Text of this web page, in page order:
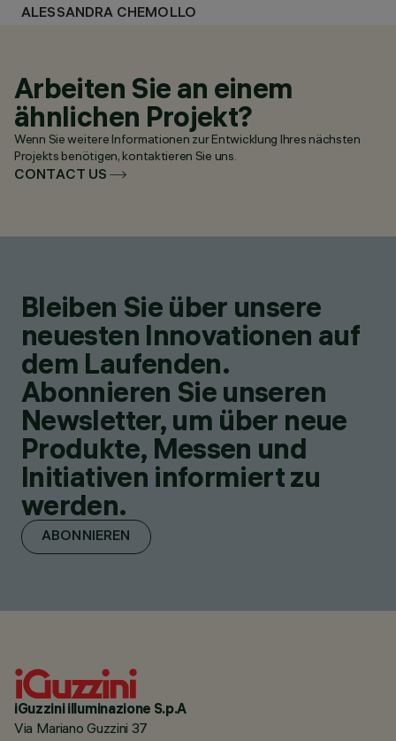
ALESSANDRA CHEMOLLO
Arbeiten Sie an einem
ähnlichen Projekt?
Wenn Sie weitere Informationen zur Entwicklung Ihres nächsten
Projekts benötigen, kontaktieren Sie uns.
CONTACT US
Bleiben Sie über unsere
neuesten Innovationen auf
dem Laufenden.
Abonnieren Sie unseren
Newsletter, um über neue
Produkte, Messen und
Initiativen informiert zu
werden.
ABONNIEREN
iGuzzini illuminazione S.p.A
Via Mariano Guzzini 37